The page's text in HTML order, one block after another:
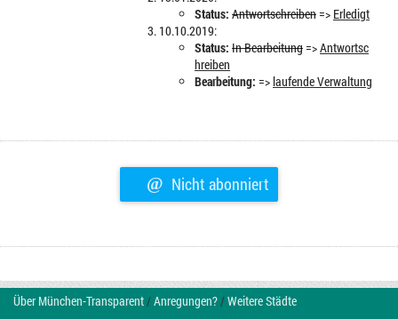
Status: Antwortschreiben=> Erledigt
10.10.2019:
Status: In Bearbeitung=>Antwortsc
hreiben
Bearbeitung: =>laufende Verwaltung
@ Nicht abonniert
Über München-Transparent/Anregungen?/Weitere Städte